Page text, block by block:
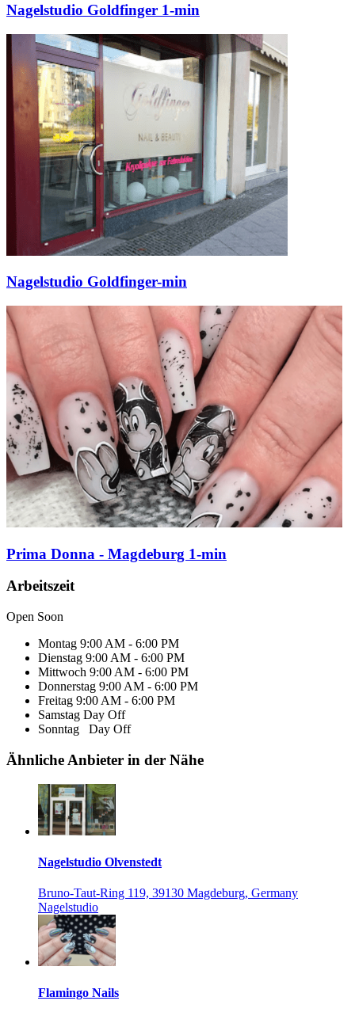
Nagelstudio Goldfinger 1-min
Nagelstudio Goldfinger-min
Prima Donna - Magdeburg 1-min
Arbeitszeit
Open Soon
Montag 9:00 AM - 6:00 PM
Dienstag 9:00 AM - 6:00 PM
Mittwoch 9:00 AM - 6:00 PM
Donnerstag 9:00 AM - 6:00 PM
Freitag 9:00 AM - 6:00 PM
Samstag Day Off
Sonntag Day Off
Ähnliche Anbieter in der Nähe
Nagelstudio Olvenstedt
Bruno-Taut-Ring 119, 39130 Magdeburg, Germany
Nagelstudio
Flamingo Nails